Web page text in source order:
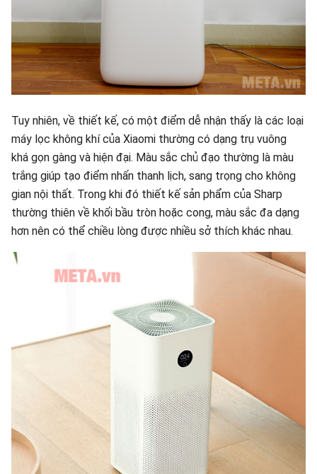
Tuy nhiên, về thiết kế, có một điểm dễ nhận thấy là các loại
máy lọc không khí của Xiaomi thường có dạng trụ vuông
khá gọn gàng và hiện đại. Màu sắc chủ đạo thường là màu
trắng giúp tạo điểm nhấn thanh lịch, sang trọng cho không
gian nội thất. Trong khi đó thiết kế sản phẩm của Sharp
thường thiên về khối bầu tròn hoặc cong, màu sắc đa dạng
hơn nên có thể chiều lòng được nhiều sở thích khác nhau.